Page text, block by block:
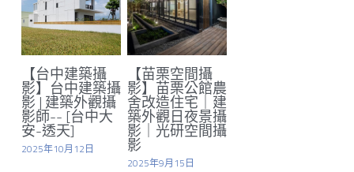
聯絡我們
Line官方帳號
【台中建築攝
影】台中建築攝
影 | 建築外觀攝
影師-- [台中大
安-透天]
2025年10月12日
【苗栗空間攝
影】苗栗公館農
舍改造住宅｜建
築外觀日夜景攝
影｜光研空間攝
影
2025年9月15日